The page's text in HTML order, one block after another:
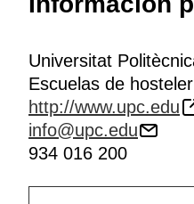
Universitat
Escuelas de
http://www.upc.edu
info@upc.edu
934 016 200